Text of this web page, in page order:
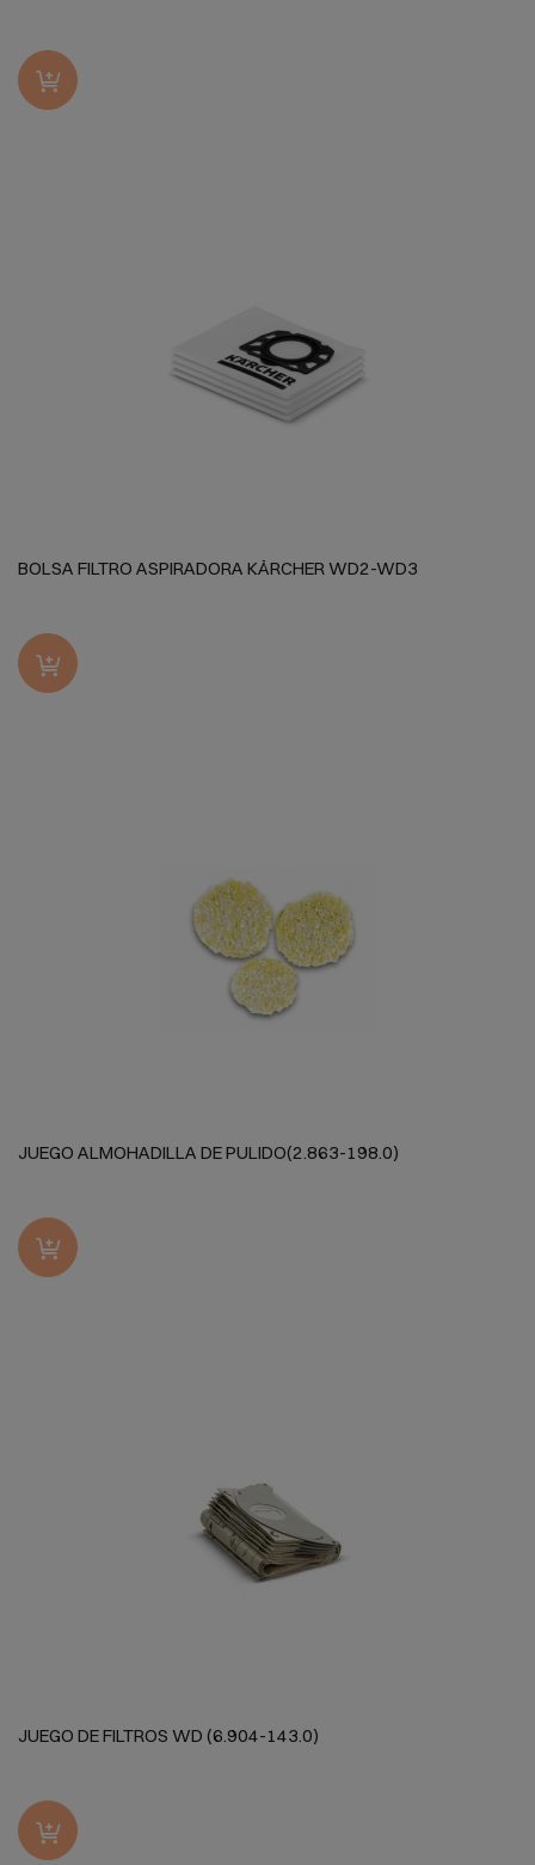
BOLSA FILTRO ASPIRADORA KÄRCHER WD2-WD3
JUEGO ALMOHADILLA DE PULIDO(2.863-198.0)
JUEGO DE FILTROS WD (6.904-143.0)